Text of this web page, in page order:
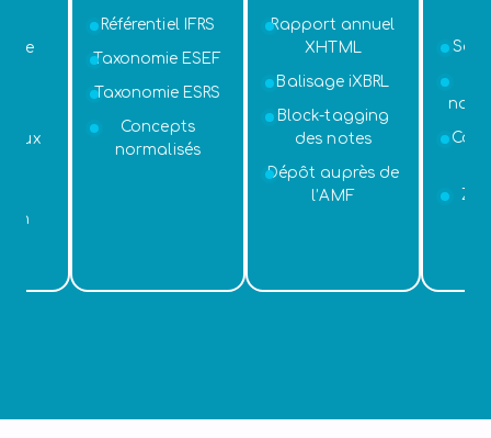
deux
Référentiel IFRS
Taxonomie ESEF
Taxonomie ESRS
Concepts
normalisés
Rapport annuel
XHTML
Balisage iXBRL
Block-tagging
des notes
Dépôt auprès de
l’AMF